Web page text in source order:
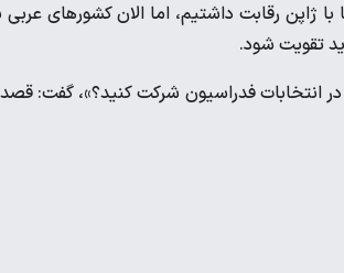
ژاپن رقابت داشتیم، اما الان کشورهای عربی
تقویت شود.
انتخابات فدراسیون شرکت کنید؟»، گفت: